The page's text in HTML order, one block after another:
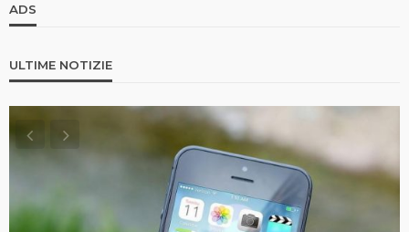
ADS
ULTIME NOTIZIE